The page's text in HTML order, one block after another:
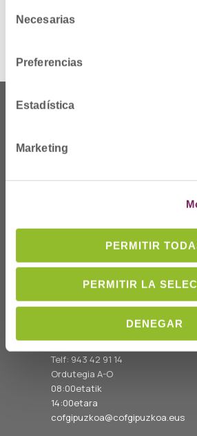
Necesarias
Preferencias
Estadística
Marketing
PERMITIR
PERMITIR LA
DENEGAR
Prim Kalea, 2-1ºº
20006 Donostia/San
Telf: 943 42 91 14
Ordutegia A-O
08:00etatik
14:00etara
cofgipuzkoa@cofgipuzkoa.eus